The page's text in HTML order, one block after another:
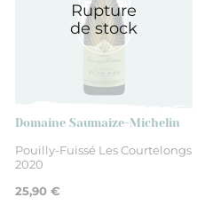
Sec
75 cl
Rupture
de stock
Domaine Saumaize-Michelin
Pouilly-Fuissé Les Courtelongs
2020
25,90 €